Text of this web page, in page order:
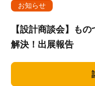
お知らせ
【設計商談会】も
解決！出展報告